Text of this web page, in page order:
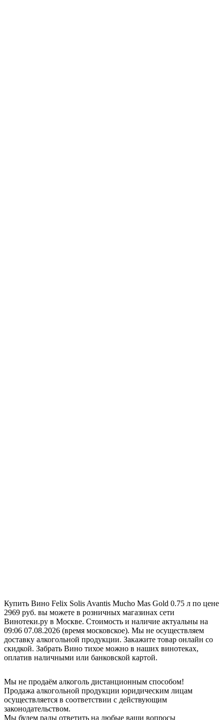
Купить Вино Felix Solis Avantis Mucho Mas Gold 0.75 л по цене
2969 руб. вы можете в розничных магазинах сети
Винотеки.ру в Москве. Стоимость и наличие актуальны на
09:06 07.08.2026 (время московское). Мы не осуществляем
доставку алкогольной продукции. Закажите товар онлайн со
скидкой. Забрать Вино тихое можно в наших винотеках,
оплатив наличными или банковской картой.
Мы не продаём алкоголь дистанционным способом!
Продажа алкогольной продукции юридическим лицам
осуществляется в соответствии с действующим
законодательством.
Мы будем рады ответить на любые ваши вопросы